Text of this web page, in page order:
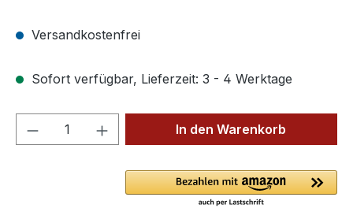
Versandkostenfrei
Sofort verfügbar, Lieferzeit: 3 - 4 Werktage
Produkt Anzahl: Gib denIn den Warenkorb